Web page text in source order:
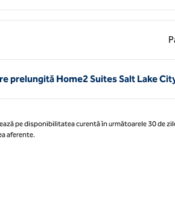
prelungită Home2 Suites Salt Lake
pe disponibilitatea curentă în următoarele 30 de
aferente.